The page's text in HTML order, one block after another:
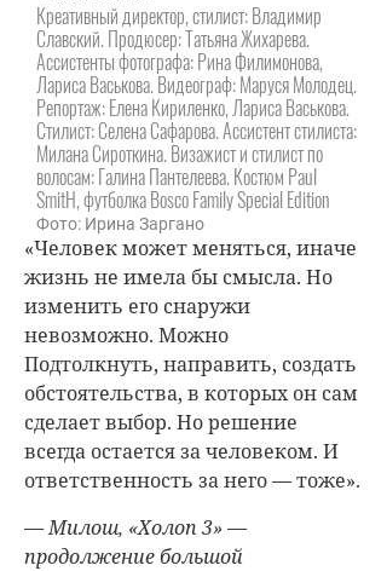
Креативный директор, стилист: Владимир
Славский. Продюсер: Татьяна Жихарева.
Ассистенты фотографа: Рина Филимонова,
Лариса Васькова. Видеограф: Маруся Молодец.
Репортаж: Елена Кириленко, Лариса Васькова.
Стилист: Селена Сафарова. Ассистент стилиста:
Милана Сироткина. Визажист и стилист по
волосам: Галина Пантелеева. Костюм Paul
SmitH, футболка Bosco Family Special Edition
Фото: Ирина Заргано
«Человек может меняться, иначе
жизнь не имела бы смысла. Но
изменить его снаружи
невозможно. Можно
Подтолкнуть, направить, создать
обстоятельства, в которых он сам
сделает выбор. Но решение
всегда остается за человеком. И
ответственность за него — тоже».
— Милош, «Холоп 3» —
продолжение большой